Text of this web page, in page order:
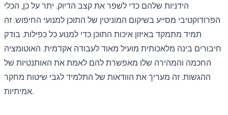
הידניות שלהם כדי לשפר את קצב הדיוק. יתר על כן, הכלי
הפרודוקטיבי מסייע בשיקום המוניטין של התוכן למנועי החיפוש. זה
תמיד מתמקד באיזון איכות התוכן כדי למנוע כל כפילות. בודק
חיבורים בינה מלאכותית מועיל מאוד לעבודה אקדמית. האוטומציה
החכמה והמהירה שלו מאפשרת להם לאמת את האותנטיות של
ההגשות. זה מעריך את הוודאות של התלמיד לגבי שיטות מחקר
אמיתיות.